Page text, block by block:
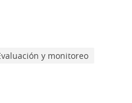
y monitoreo